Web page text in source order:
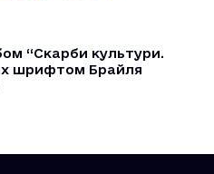
“Скарби культури.
шрифтом Брайля